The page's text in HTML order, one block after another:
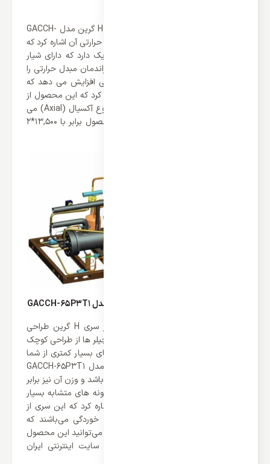
از دیگر ویژگی های برتر چیلر مدولار سری H گرین مدل GACCH-
65P3T1 می توان به راندمان بالای مبدل حرارتی آن اشاره کرد که
در ساختار خود یک لوله مسی بسیار باریک دارد که دارای شیار
های داخلی هستند. این لوله‌ های مسی راندمان مبدل حرارتی را
تا 10 درصد نسبت به مبدل‌ های معمولی افزایش می‌ دهد که
بسیار عالی می باشد. همچنین باید اشاره کرد که این محصول از
دو عدد فن کندانسور بهره می برد که از نوع آکسیال (Axial) می
باشد. ناگفته نماند که گردش هوا این محصول برابر با 13,500*2
یکی از ویژگی های برجسته چیلر مدولار سری H گرین طراحی
فشرده آن ها می‌باشد که نسبت به سایر چیلر ها از طراحی کوچک
تر و فشرده تر برخوردار می باشند که فضای بسیار کمتری از شما
خواهند گرفت. چیلر مدولار سری H گرین مدل GACCH-65P3T1
تنها از ابعاد 2000x950x1880 برخوردار می باشد و وزن آن نیز برابر
با 580 کیلوگرم می‌باشد که با توجه به نمونه های متشابه بسیار
مناسب می‌باشد. علاوه بر این‌ها باید اشاره کرد که این سری از
محصولات گرین دارای پوشش رنگ ضد خوردگی می‌باشند که
سالیان زیادی می‌توانند دوام بیاورند. شما می‌توانید این محصول
و سایر محصولات برند گرین را در وب سایت اینترنتی ایران